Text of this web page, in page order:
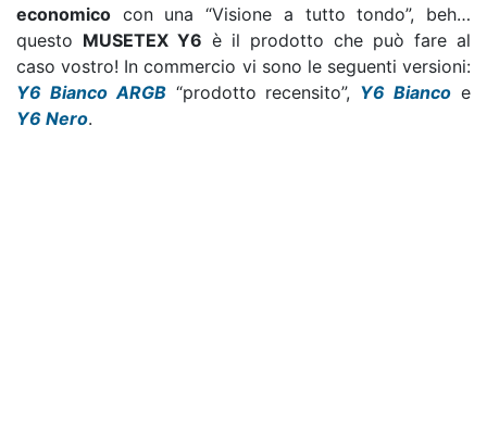
economico con una “Visione a tutto tondo”, beh…
questo MUSETEX Y6 è il prodotto che può fare al
caso vostro! In commercio vi sono le seguenti versioni:
Y6 Bianco ARGB“prodotto recensito”, Y6 Bianco e
Y6 Nero.